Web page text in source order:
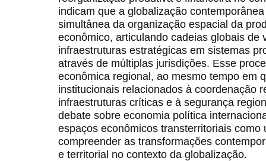
indicam que a globalização
simultânea da organização espacial da
econômico, articulando cadeias globais de
infraestruturas estratégicas em sistemas
através de múltiplas jurisdições. Esse
econômica regional, ao mesmo tempo em
institucionais relacionados à coordenação
infraestruturas críticas e à segurança
debate sobre economia política
espaços econômicos transterritoriais como
compreender as transformações
e territorial no contexto da globalização.